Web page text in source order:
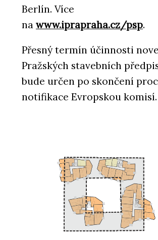
Berlín. Více
na www.iprapraha.cz/psp.
Přesný termín účinnosti
Pražských stavebních
bude určen po skončení
notifikace Evropskou komisí.